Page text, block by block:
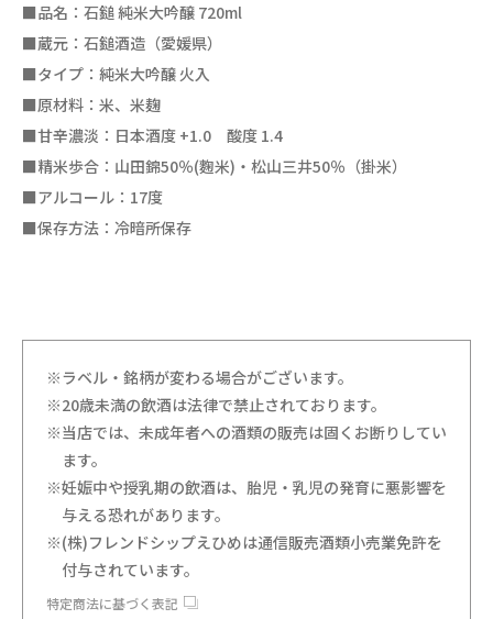
■品名：石鎚 純米大吟醸 720ml
■蔵元：石鎚酒造（愛媛県）
■タイプ：純米大吟醸 火入
■原材料：米、米麹
■甘辛濃淡：日本酒度 +1.0 酸度 1.4
■精米歩合：山田錦50％(麴米)・松山三井50％（掛米）
■アルコール：17度
■保存方法：冷暗所保存
※ラベル・銘柄が変わる場合がございます。
※20歳未満の飲酒は法律で禁止されております。
※当店では、未成年者への酒類の販売は固くお断りしてい
ます。
※妊娠中や授乳期の飲酒は、胎児・乳児の発育に悪影響を
与える恐れがあります。
※(株)フレンドシップえひめは通信販売酒類小売業免許を
付与されています。
特定商法に基づく表記